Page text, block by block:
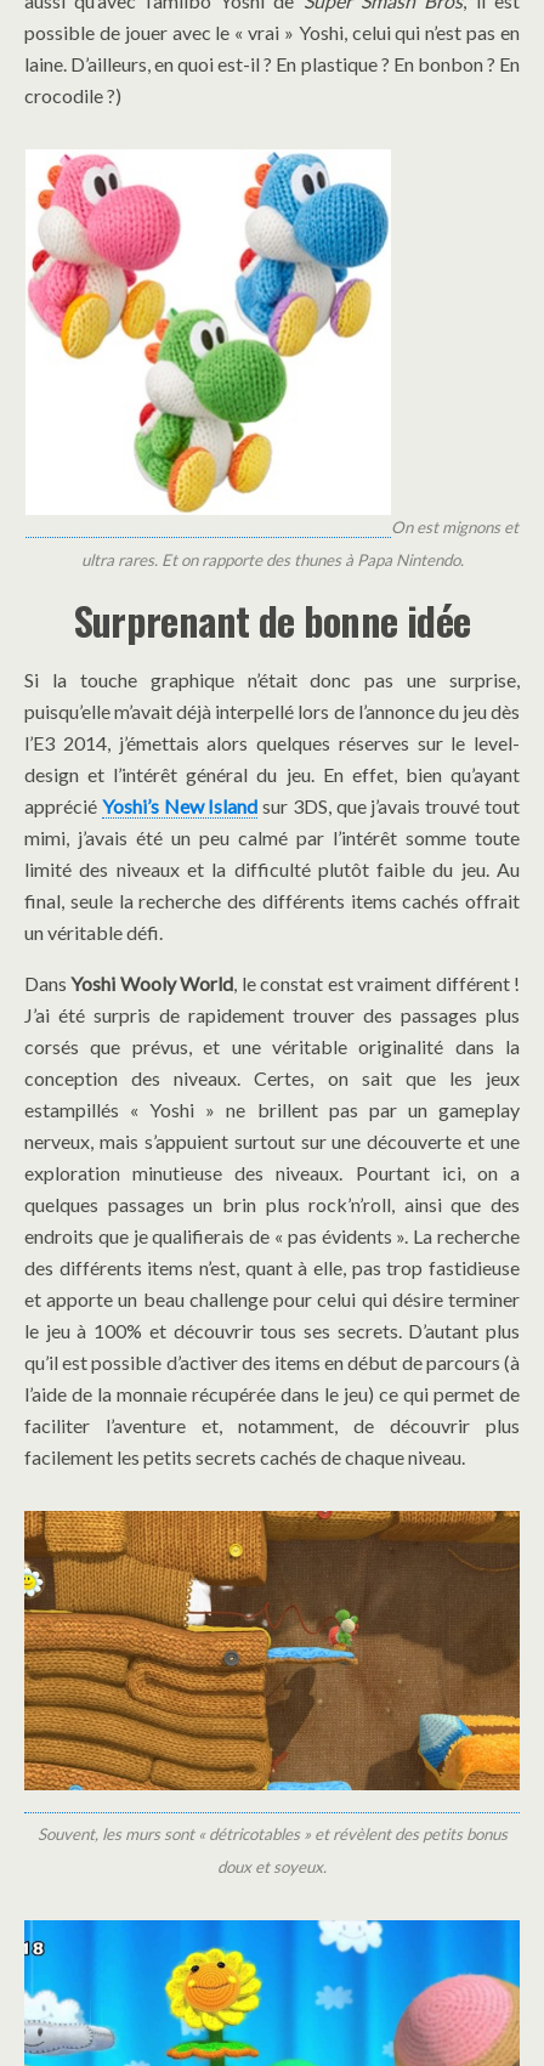
possible de jouer avec le « vrai » Yoshi, celui qui n’est pas en
laine. D’ailleurs, en quoi est-il ? En plastique ? En bonbon ? En
crocodile ?)
On est mignons et
ultra rares. Et on rapporte des thunes à Papa Nintendo.
Surprenant de bonne idée
Si la touche graphique n’était donc pas une surprise,
puisqu’elle m’avait déjà interpellé lors de l’annonce du jeu dès
l’E3 2014, j’émettais alors quelques réserves sur le level-
design et l’intérêt général du jeu. En effet, bien qu’ayant
apprécié Yoshi’s New Island sur 3DS, que j’avais trouvé tout
mimi, j’avais été un peu calmé par l’intérêt somme toute
limité des niveaux et la difficulté plutôt faible du jeu. Au
final, seule la recherche des différents items cachés offrait
un véritable défi.
DansYoshi Wooly World, le constat est vraiment différent !
J’ai été surpris de rapidement trouver des passages plus
corsés que prévus, et une véritable originalité dans la
conception des niveaux. Certes, on sait que les jeux
estampillés « Yoshi » ne brillent pas par un gameplay
nerveux, mais s’appuient surtout sur une découverte et une
exploration minutieuse des niveaux. Pourtant ici, on a
quelques passages un brin plus rock’n’roll, ainsi que des
endroits que je qualifierais de « pas évidents ». La recherche
des différents items n’est, quant à elle, pas trop fastidieuse
et apporte un beau challenge pour celui qui désire terminer
le jeu à 100% et découvrir tous ses secrets. D’autant plus
qu’il est possible d’activer des items en début de parcours (à
l’aide de la monnaie récupérée dans le jeu) ce qui permet de
faciliter l’aventure et, notamment, de découvrir plus
facilement les petits secrets cachés de chaque niveau.
Souvent, les murs sont « détricotables » et révèlent des petits bonus
doux et soyeux.